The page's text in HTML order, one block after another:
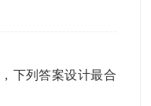
下列答案设计最合